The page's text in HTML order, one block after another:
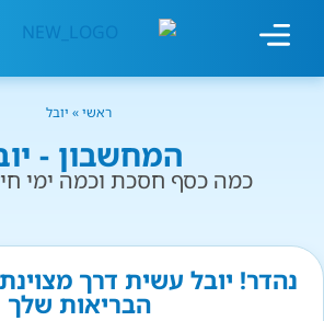
ראשי» יובל
המחשבון -
כמה כסף חסכת וכמה ימי
נהדר! יובל עשית דרך מצוינת
הבריאות שלך